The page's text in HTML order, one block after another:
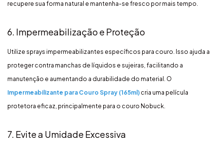
recupere sua forma natural e mantenha-se fresco por mais tempo.
6. Impermeabilização e Proteção
Utilize sprays impermeabilizantes específicos para couro. Isso ajuda a
proteger contra manchas de líquidos e sujeiras, facilitando a
manutenção e aumentando a durabilidade do material. O
Impermeabilizante para Couro Spray (165ml) cria uma película
protetora eficaz, principalmente para o couro Nobuck.
7. Evite a Umidade Excessiva